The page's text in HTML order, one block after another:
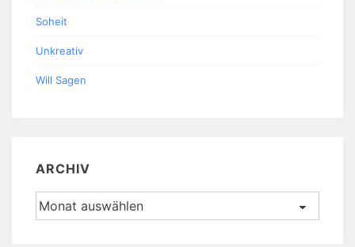
Soheit
Unkreativ
Will Sagen
ARCHIV
Archiv